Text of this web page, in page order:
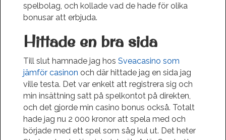
spelbolag, och kollade vad de hade för olika
bonusar att erbjuda.
Hittade en bra sida
Till slut hamnade jag hos Sveacasino som
jämför casinon och där hittade jag en sida jag
ville testa. Det var enkelt att registrera sig och
min insättning satt på spelkontot på direkten,
och det gjorde min casino bonus också. Totalt
hade jag nu 2 000 kronor att spela med och
började med ett spel som såg kul ut. Det heter